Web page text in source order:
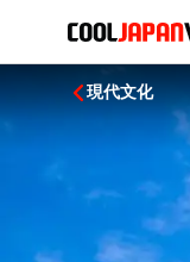
文化 現代文化